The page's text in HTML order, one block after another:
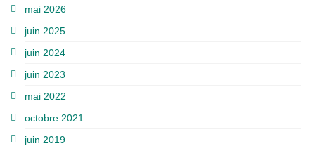
mai 2026
juin 2025
juin 2024
juin 2023
mai 2022
octobre 2021
juin 2019